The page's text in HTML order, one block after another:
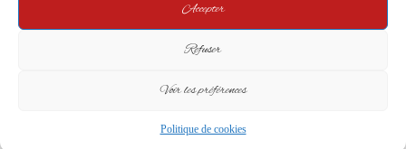
Accepter
Refuser
Voir les préférences
Politique de cookies
Leave a Reply